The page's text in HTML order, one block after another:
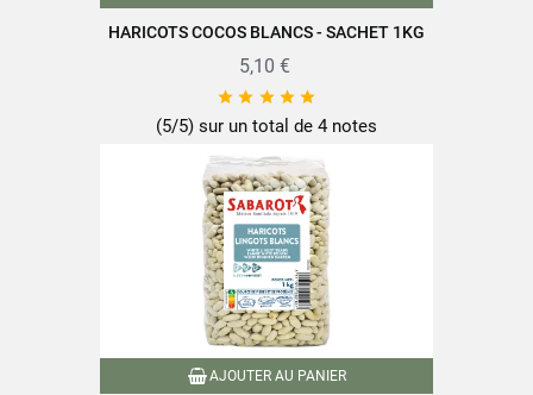
HARICOTS COCOS BLANCS - SACHET 1KG
5,10 €
    
(5/5) sur un total de 4 notes
AJOUTER AU PANIER